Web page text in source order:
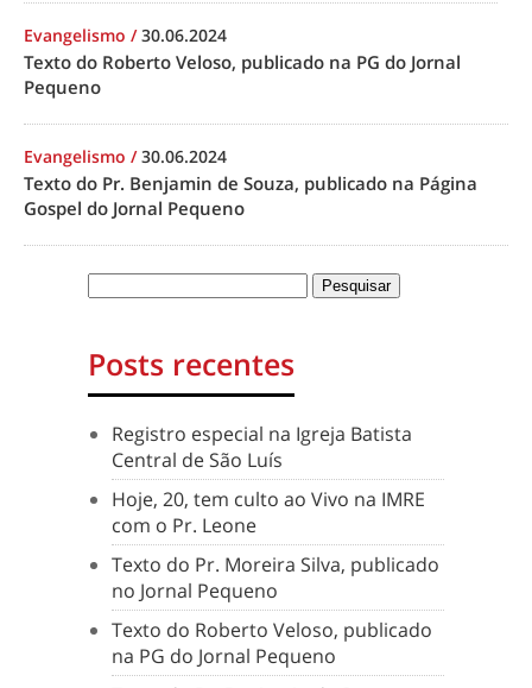
Evangelismo /30.06.2024
Texto do Roberto Veloso, publicado na PG do Jornal
Pequeno
Evangelismo /30.06.2024
Texto do Pr. Benjamin de Souza, publicado na Página
Gospel do Jornal Pequeno
Posts recentes
Registro especial na Igreja Batista
Central de São Luís
Hoje, 20, tem culto ao Vivo na IMRE
com o Pr. Leone
Texto do Pr. Moreira Silva, publicado
no Jornal Pequeno
Texto do Roberto Veloso, publicado
na PG do Jornal Pequeno